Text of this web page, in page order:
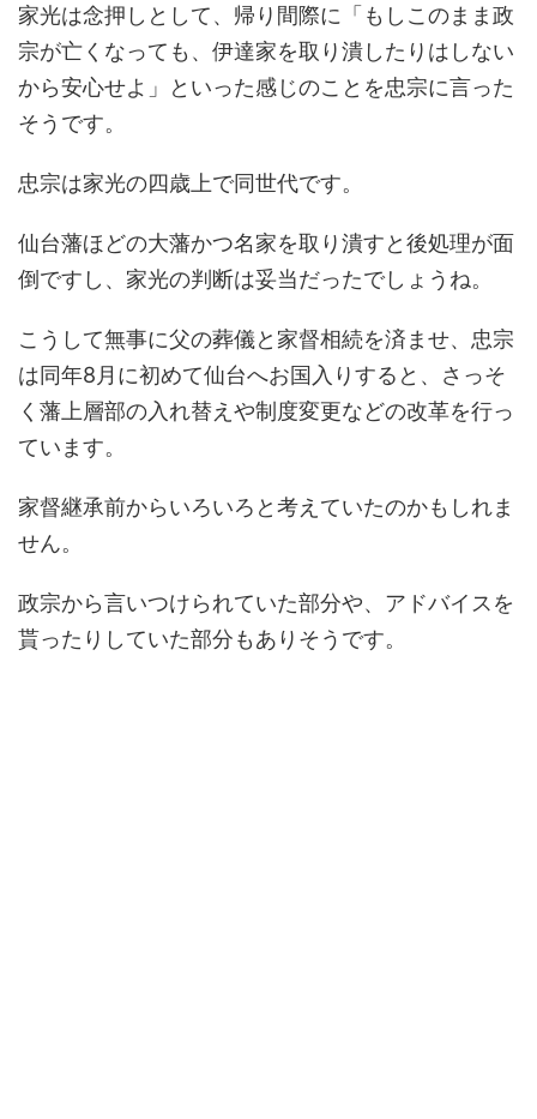
家光は念押しとして、帰り間際に「もしこのまま政
宗が亡くなっても、伊達家を取り潰したりはしない
から安心せよ」といった感じのことを忠宗に言った
そうです。
忠宗は家光の四歳上で同世代です。
仙台藩ほどの大藩かつ名家を取り潰すと後処理が面
倒ですし、家光の判断は妥当だったでしょうね。
こうして無事に父の葬儀と家督相続を済ませ、忠宗
は同年8月に初めて仙台へお国入りすると、さっそ
く藩上層部の入れ替えや制度変更などの改革を行っ
ています。
家督継承前からいろいろと考えていたのかもしれま
せん。
政宗から言いつけられていた部分や、アドバイスを
貰ったりしていた部分もありそうです。